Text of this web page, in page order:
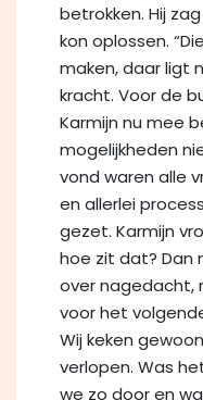
betrokken. Hij
kon oplossen.
maken, daar ligt
kracht. Voor de
Karmijn nu mee
mogelijkheden
vond waren alle
en allerlei
gezet. Karmijn
hoe zit dat? Dan
over nagedacht,
voor het
Wij keken
verlopen. Was
we zo door en